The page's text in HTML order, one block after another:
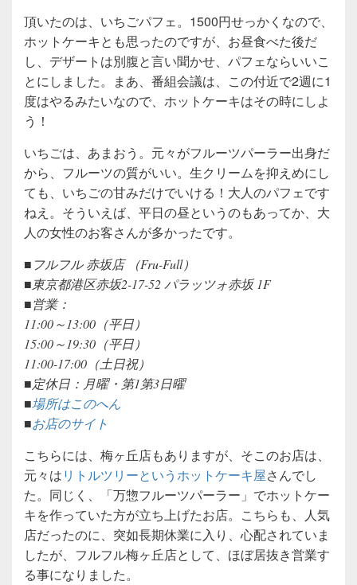
頂いたのは、いちごパフェ。1500円せっかくなので、
ホットケーキとも思ったのですが、お昼食べた後だ
し、デザートは別腹と言い聞かせ、パフェならいいこ
とにしました。まあ、番組会議は、この付近で2週に1
度はやるみたいなので、ホットケーキはその時にしよ
う！
いちごは、あまおう。元々がフルーツパーラー出身だ
から、フルーツの質がいい。生クリームを抑えめにし
ても、いちごの甘みだけでいける！大人のパフェです
ねえ。そういえば、平日の昼というのもあってか、大
人の女性のお客さんが多かったです。
■フルフル 赤坂店 （Fru-Full）
■東京都港区赤坂2-17-52 パラッツォ赤坂 1F
■営業：
11:00～13:00（平日）
15:00～19:30（平日）
11:00-17:00（土日祝）
■定休日：月曜・第1第3日曜
■場所はこのへん
■お店のサイト
こちらには、梅ヶ丘店もありますが、そこのお店は、
元々はリトルツリーというホットケーキ屋さんでし
た。同じく、「万惣フルーツパーラー」でホットケー
キを作っていた方が立ち上げたお店。こちらも、人気
店だったのに、突如長期休業に入り、心配されていま
したが、フルフル梅ヶ丘店として、ほぼ居抜き営業す
る事になりました。